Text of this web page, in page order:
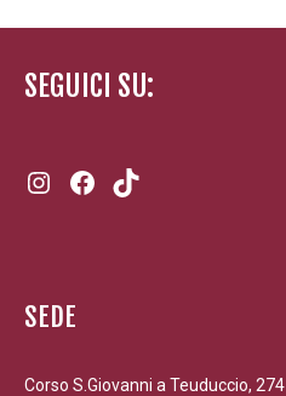
SEGUICI SU:
Instagram
Facebook
SEDE
Corso S.Giovanni a Teuduccio, 274